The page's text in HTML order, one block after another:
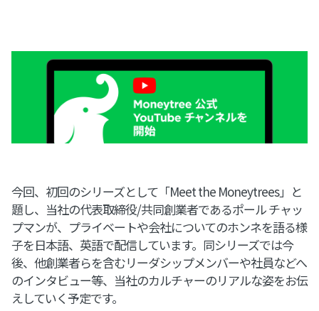
今回、初回のシリーズとして「Meet the Moneytrees」と
題し、当社の代表取締役/共同創業者であるポール チャッ
プマンが、プライベートや会社についてのホンネを語る様
子を日本語、英語で配信しています。同シリーズでは今
後、他創業者らを含むリーダシップメンバーや社員などへ
のインタビュー等、当社のカルチャーのリアルな姿をお伝
えしていく予定です。